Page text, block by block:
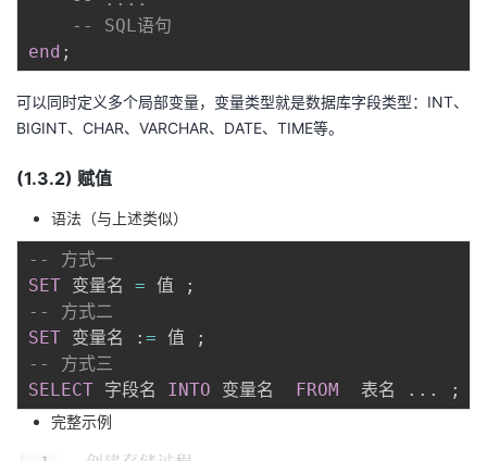
-- SQL语句
end ;
可以同时定义多个局部变量，变量类型就是数据库字段类型：INT、
BIGINT、CHAR、VARCHAR、DATE、TIME等。
(1.3.2) 赋值
语法（与上述类似）
-- 方式一
SET 变量名 = 值
;
-- 方式二
SET 变量名 : = 值
;
-- 方式三
SELECT 字段名 INTO 变量名 FROM
  表名
. . . ;
完整示例